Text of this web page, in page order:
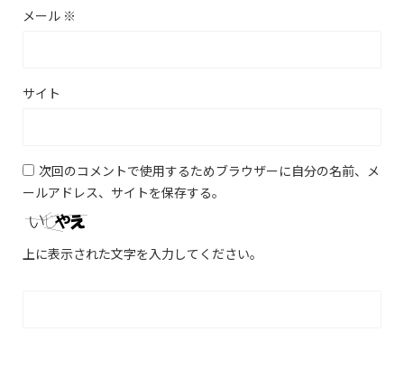
メール ※
サイト
次回のコメントで使用するためブラウザーに自分の名前、メ
ールアドレス、サイトを保存する。
上に表示された文字を入力してください。